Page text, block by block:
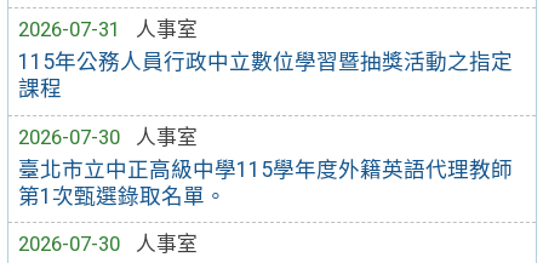
2026-07-31
人事室
115年公務人員行政中立數位學習暨抽獎活動之指定
課程
2026-07-30
人事室
臺北市立中正高級中學115學年度外籍英語代理教師
第1次甄選錄取名單。
2026-07-30
人事室